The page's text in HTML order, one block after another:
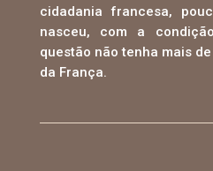
cidadania francesa,
nasceu, com a
questão não tenha mais
da França.